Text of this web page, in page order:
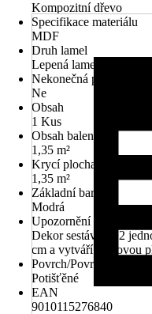
Kompozitní dřevo
Specifikace materiálu
MDF
Druh lamel
Lepená lamela,
Nekonečná pokládka
Ne
Obsah
1 Kus
Obsah balení
1,35 m²
Krycí plocha
1,35 m²
Základní barva
Modrá
Upozornění
Dekor sestává ze 2
cm a vytváří celkovou
Povrch/Povrchová
Potišťěné
EAN
9010115276840